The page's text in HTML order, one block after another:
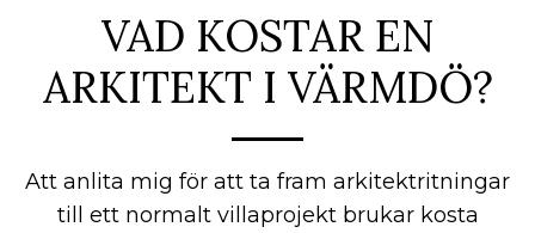
VAD KOSTAR EN
ARKITEKT I VÄRMDÖ?
Att anlita mig för att ta fram arkitektritningar
till ett normalt villaprojekt brukar kosta